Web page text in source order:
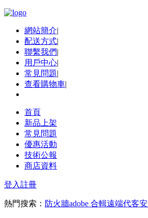
網站簡介|
配送方式|
聯繫我們|
用戶中心|
常見問題|
查看購物車|
首頁
新品上架
常見問題
優惠活動
技術公報
商店資料
登入註冊
熱門搜索： 防火牆adobe 合輯遠端代客